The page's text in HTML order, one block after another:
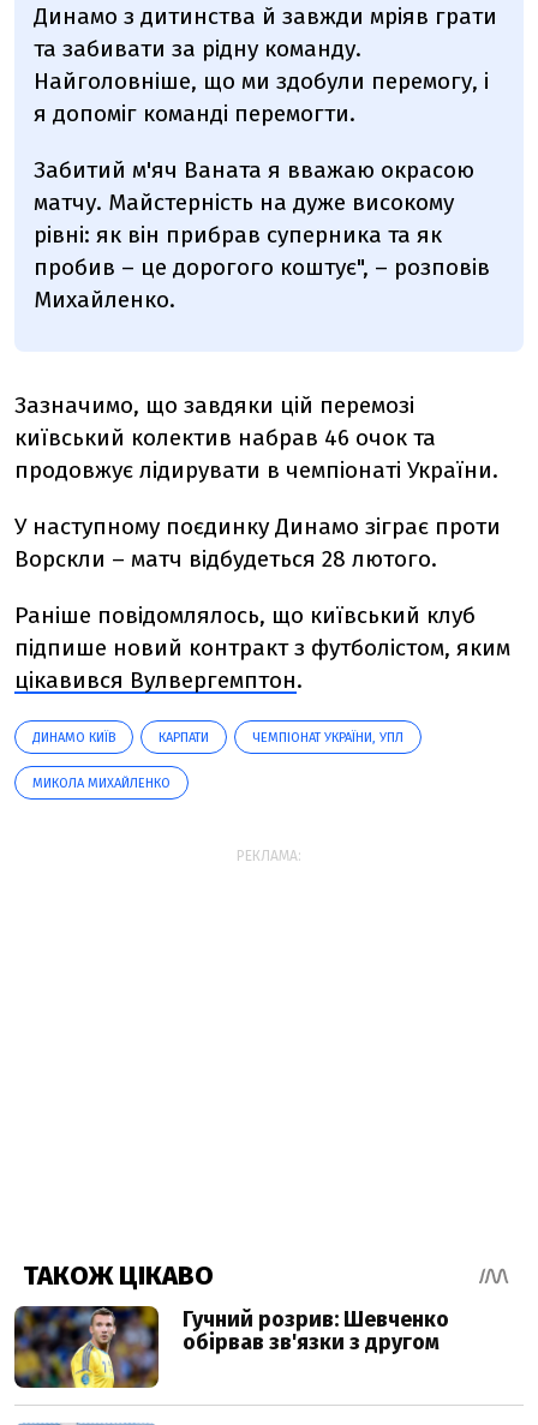
Динамо з дитинства й завжди мріяв грати
та забивати за рідну команду.
Найголовніше, що ми здобули перемогу, і
я допоміг команді перемогти.
Забитий м'яч Ваната я вважаю окрасою
матчу. Майстерність на дуже високому
рівні: як він прибрав суперника та як
пробив – це дорогого коштує", – розповів
Михайленко.
Зазначимо, що завдяки цій перемозі
київський колектив набрав 46 очок та
продовжує лідирувати в чемпіонаті України.
У наступному поєдинку Динамо зіграє проти
Ворскли – матч відбудеться 28 лютого.
Раніше повідомлялось, що київський клуб
підпише новий контракт з футболістом, яким
цікавився Вулвергемптон.
ДИНАМО КИЇВ КАРПАТИ ЧЕМПІОНАТ УКРАЇНИ, УПЛ
МИКОЛА МИХАЙЛЕНКО
РЕКЛАМА: